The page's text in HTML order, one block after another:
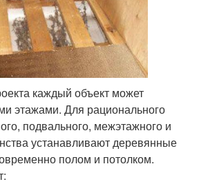
каждый объект может
этажами. Для рационального
подвального, межэтажного и
устанавливают деревянные
полом и потолком.